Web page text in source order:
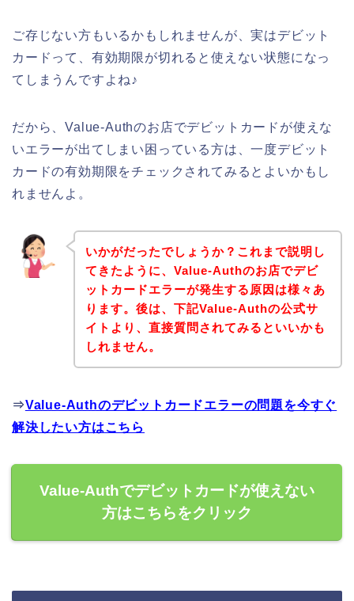
ご存じない方もいるかもしれませんが、実はデビット
カードって、有効期限が切れると使えない状態になっ
てしまうんですよね♪
だから、Value-Authのお店でデビットカードが使えな
いエラーが出てしまい困っている方は、一度デビット
カードの有効期限をチェックされてみるとよいかもし
れませんよ。
いかがだったでしょうか？これまで説明し
てきたように、Value-Authのお店でデビ
ットカードエラーが発生する原因は様々あ
ります。後は、下記Value-Authの公式サ
イトより、直接質問されてみるといいかも
しれません。
⇒Value-Authのデビットカードエラーの問題を今すぐ
解決したい方はこちら
Value-Authでデビットカードが使えない
方はこちらをクリック